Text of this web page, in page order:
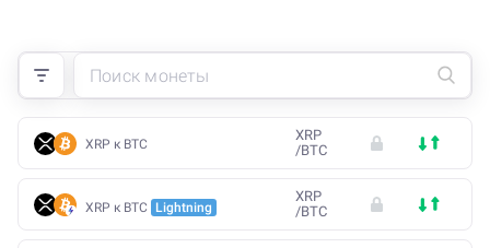
XRP к BTC
XRP
/BTC
XRP к BTC Lightning
XRP
/BTC